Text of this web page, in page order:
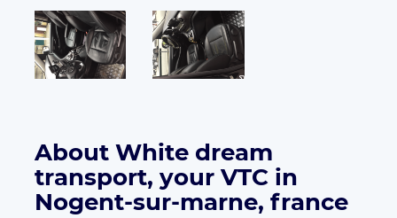
About White dream
transport, your VTC in
Nogent-sur-marne, france